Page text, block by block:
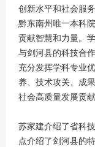
创新水平和社会服
黔东南州唯一本科
贡献智慧和力量。
与剑河县的科技合
充分发挥学科专业
养、技术攻关、成
社会高质量发展贡献
苏家建介绍了省科
点介绍了剑河县的